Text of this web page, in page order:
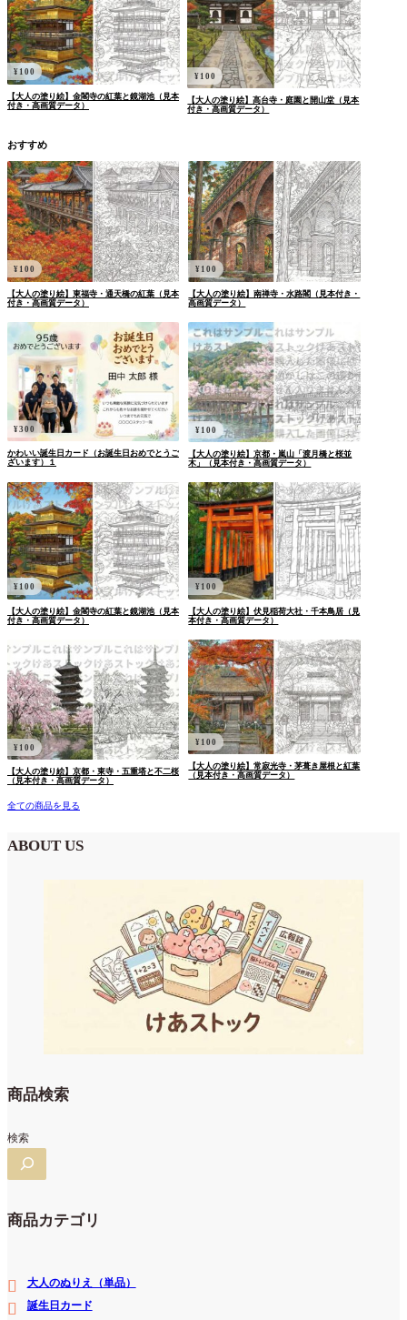
¥ 100
【大人の塗り絵】金閣寺の紅葉と鏡湖池（見本
付き・高画質データ）
¥100
【大人の塗り絵】高台寺・庭園と開山堂（見本
付き・高画質データ）
おすすめ
¥ 100
【大人の塗り絵】東福寺・通天橋の紅葉（見本
付き・高画質データ）
¥ 100
【大人の塗り絵】南禅寺・水路閣（見本付き・
高画質データ）
¥300
かわいい誕生日カード（お誕生日おめでとうご
ざいます）１
¥100
【大人の塗り絵】京都・嵐山「渡月橋と桜並
木」（見本付き・高画質データ）
¥ 100
【大人の塗り絵】金閣寺の紅葉と鏡湖池（見本
付き・高画質データ）
¥100
【大人の塗り絵】伏見稲荷大社・千本鳥居（見
本付き・高画質データ）
¥100
【大人の塗り絵】京都・東寺・五重塔と不二桜
（見本付き・高画質データ）
¥ 100
【大人の塗り絵】常寂光寺・茅葺き屋根と紅葉
（見本付き・高画質データ）
全ての商品を見る
ABOUT US
商品検索
検索
商品カテゴリ
大人のぬりえ（単品）
誕生日カード